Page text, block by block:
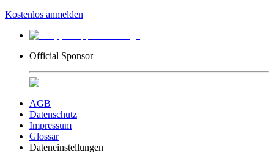
Kostenlos anmelden
Official Sponsor
AGB
Datenschutz
Impressum
Glossar
Dateneinstellungen